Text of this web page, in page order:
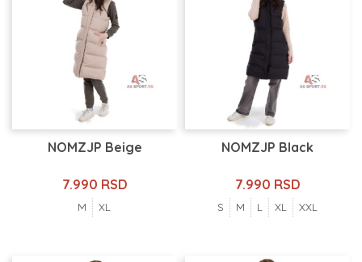
NOMZJP Beige
7.990 RSD
M XL
NOMZJP Black
7.990 RSD
S M L XL XXL